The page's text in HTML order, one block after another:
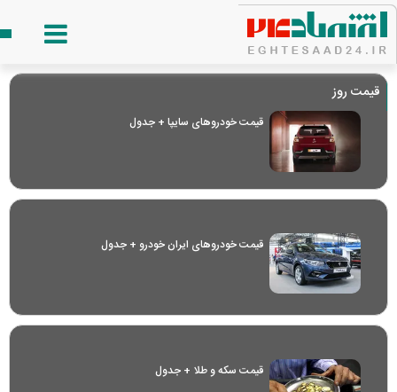
قیمت روز
قیمت خودرو‌های سایپا + جدول
قیمت خودرو‌های ایران خودرو + جدول
قیمت سکه و طلا + جدول